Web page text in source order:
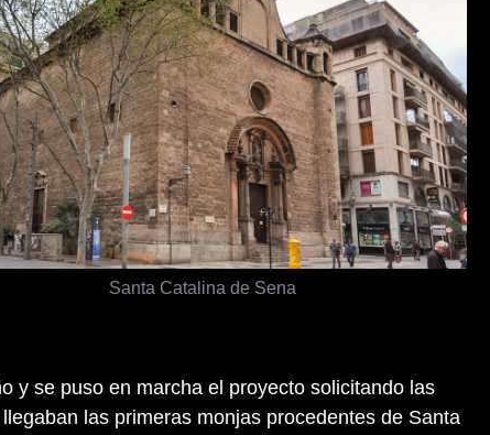
Santa Catalina de Sena
y se puso en marcha el proyecto solicitando las
las primeras monjas procedentes de Santa